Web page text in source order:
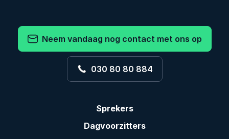
Neem vandaag nog contact met ons op
030 80 80 884
Sprekers
Dagvoorzitters